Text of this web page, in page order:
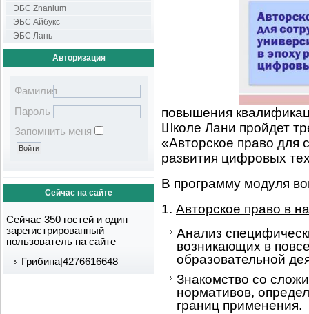
ЭБС Znanium
ЭБС Айбукс
ЭБС Лань
Авторизация
Фамилия
Пароль
Запомнить меня
Сейчас на сайте
Сейчас 350 гостей и один
зарегистрированный
пользователь на сайте
Грибина|4276616648
повышения
Школе Лани пройдет
«Авторское право для
развития цифровых
В программу модуля
1. Авторское право в
Анализ
возникающих в
образовательной
Знакомство со
нормативов,
границ применения.